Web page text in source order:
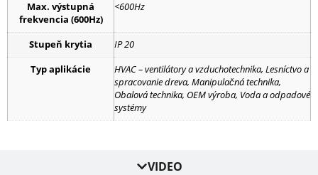
VIDEO
Max. výstupná
frekvencia (600Hz)
<600Hz
Stupeň krytia IP 20
Typ aplikácie
HVAC – ventilátory a vzduchotechnika, Lesníctvo a
spracovanie dreva, Manipulačná technika,
Obalová technika, OEM výroba, Voda a odpadové
systémy